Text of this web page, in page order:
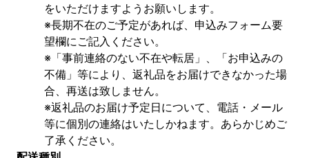
をいただけますようお願いします。
※長期不在のご予定があれば、申込みフォーム要
望欄にご記入ください。
※「事前連絡のない不在や転居」、「お申込みの
不備」等により、返礼品をお届けできなかった場
合、再送は致しません。
※返礼品のお届け予定日について、電話・メール
等に個別の連絡はいたしかねます。あらかじめご
了承ください。